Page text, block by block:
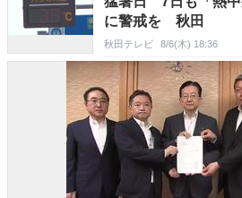
に警戒を 秋田
秋田テレビ 8/6(木) 18:36